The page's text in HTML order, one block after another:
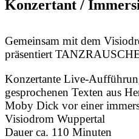
Konzertant /
Gemeinsam mit dem
präsentiert
Konzertante Live-
gesprochenen Texten aus
Moby Dick vor einer
Visiodrom Wuppertal
Dauer ca. 110 Minuten